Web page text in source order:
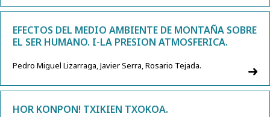
EFECTOS DEL MEDIO AMBIENTE DE MONTAÑA SOBRE
EL SER HUMANO. I-LA PRESION ATMOSFERICA.
Pedro Miguel Lizarraga, Javier Serra, Rosario Tejada.
HOR KONPON! TXIKIEN TXOKOA.